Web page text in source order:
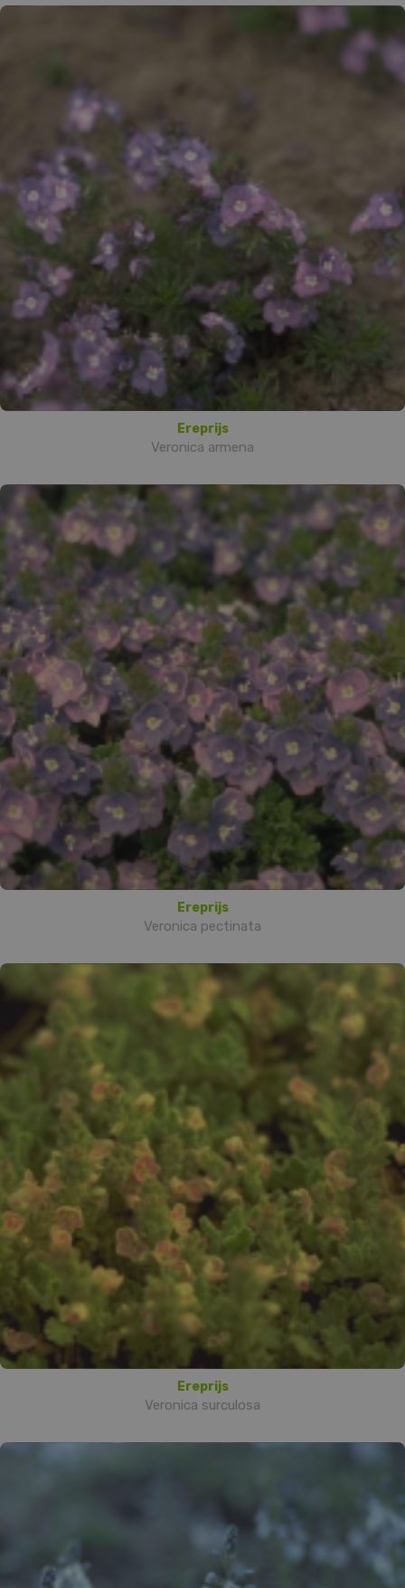
Ereprijs
Veronica armena
Ereprijs
Veronica pectinata
Ereprijs
Veronica surculosa